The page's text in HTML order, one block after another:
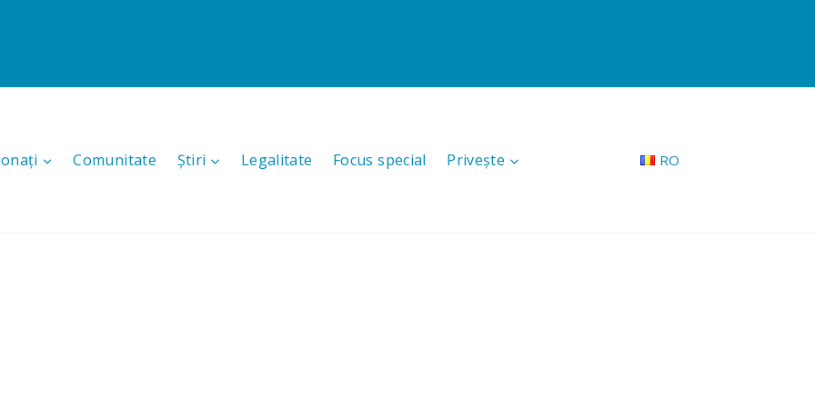
Comunitate Știri Legalitate Focus special Privește RO